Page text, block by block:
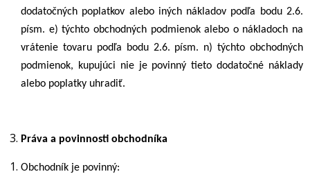
dodatočných poplatkov alebo iných nákladov podľa bodu 2.6.
písm. e) týchto obchodných podmienok alebo o nákladoch na
vrátenie tovaru podľa bodu 2.6. písm. n) týchto obchodných
podmienok, kupujúci nie je povinný tieto dodatočné náklady
alebo poplatky uhradiť.
Práva a povinnosti obchodníka
Obchodník je povinný: